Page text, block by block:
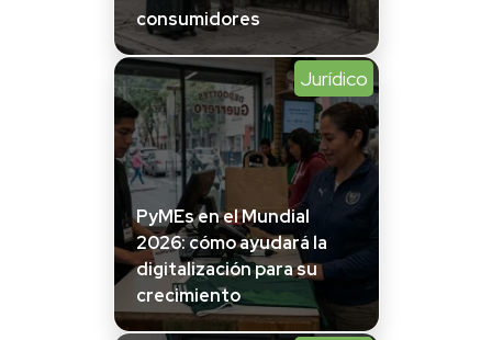
consumidores
Jurídico
PyMEs en el Mundial
2026: cómo ayudará la
digitalización para su
crecimiento